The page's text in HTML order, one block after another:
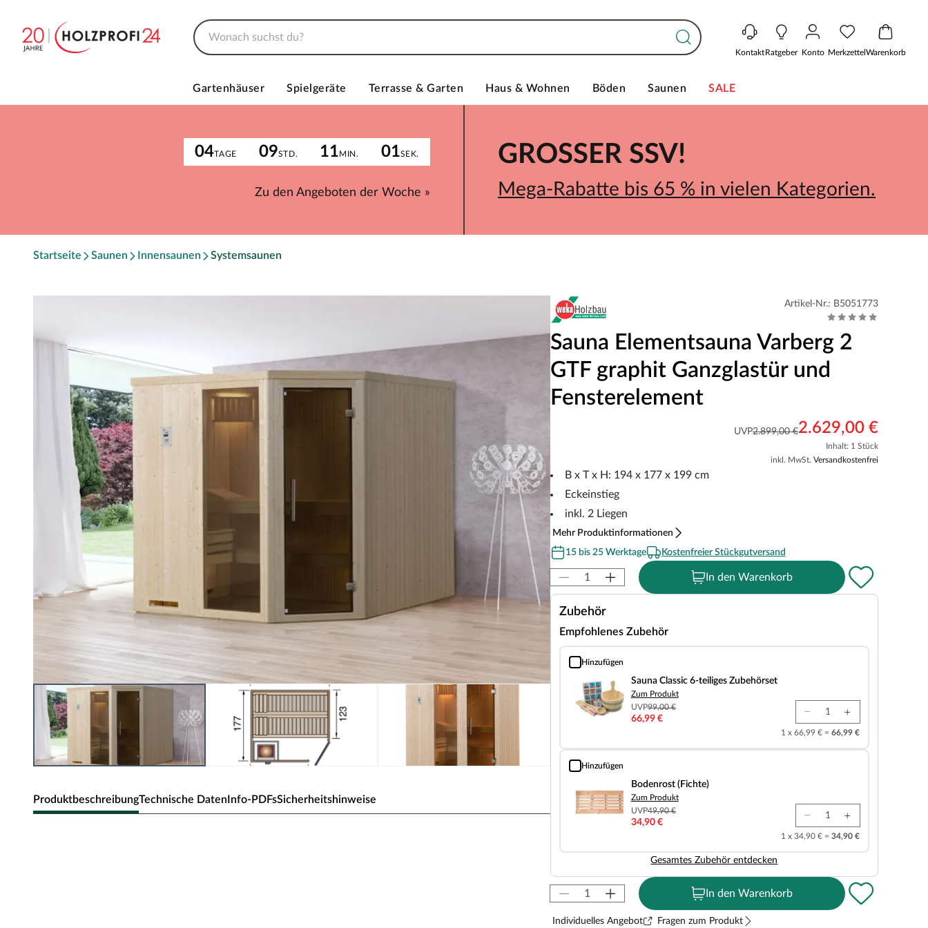
KontaktRatgeber Konto MerkzettelWarenkorb
Gartenhäuser Spielgeräte Terrasse & Garten Haus & Wohnen Böden Saunen SALE
04TAGE 09STD. 11MIN. 01SEK.
Zu den Angeboten der Woche »
GROSSER SSV!
Mega-Rabatte bis 65 % in vielen Kategorien.
Startseite Saunen Innensaunen Systemsaunen
ProduktbeschreibungTechnische DatenInfo-PDFsSicherheitshinweise
Artikel-Nr.: B5051773
Sauna Elementsauna Varberg 2
GTF graphit Ganzglastür und
Fensterelement
UVP2.899,00 €2.629,00 €
Inhalt: 1 Stück
inkl. MwSt. Versandkostenfrei
B x T x H: 194 x 177 x 199 cm
Eckeinstieg
inkl. 2 Liegen
Mehr Produktinformationen
15 bis 25 Werktage
Kostenfreier Stückgutversand
In den Warenkorb
Zubehör
Empfohlenes Zubehör
Hinzufügen
Sauna Classic 6-teiliges Zubehörset
Sauna Classic 6-teiliges Zubehörset
Zum Produkt
UVP99,00 €
66,99 €
1 x 66,99 € = 66,99 €
Hinzufügen
Bodenrost (Fichte)
Bodenrost (Fichte)
Zum Produkt
UVP49,90 €
34,90 €
1 x 34,90 € = 34,90 €
Gesamtes Zubehör entdecken
In den Warenkorb
Individuelles Angebot Fragen zum Produkt